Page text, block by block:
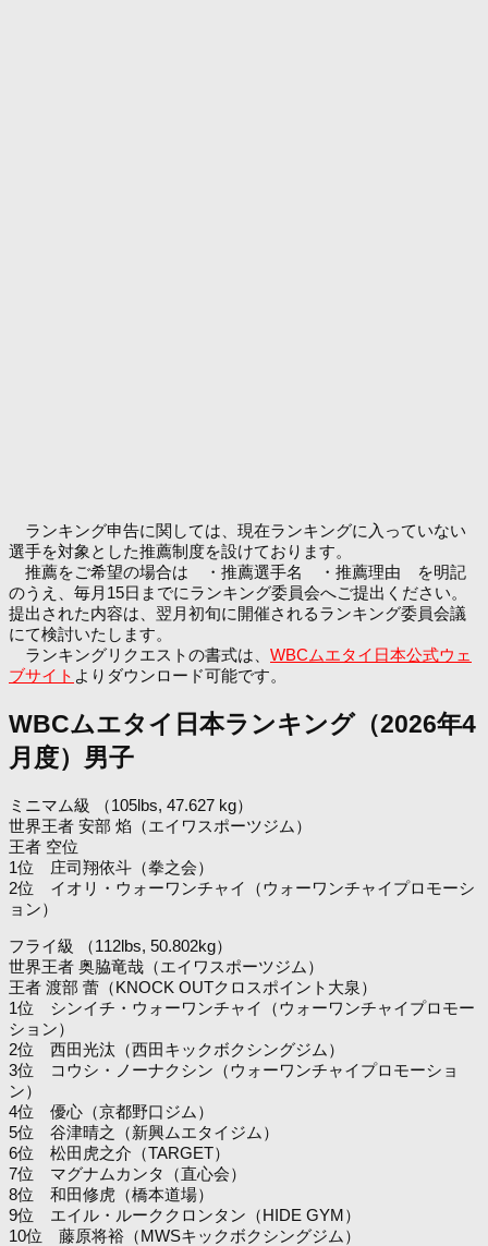
ランキング申告に関しては、現在ランキングに入っていない
選手を対象とした推薦制度を設けております。
推薦をご希望の場合は ・推薦選手名 ・推薦理由 を明記
のうえ、毎月15日までにランキング委員会へご提出ください。
提出された内容は、翌月初旬に開催されるランキング委員会議
にて検討いたします。
ランキングリクエストの書式は、 WBCムエタイ日本公式ウェ
ブサイト よりダウンロード可能です。
WBCムエタイ日本ランキング（2026年4
月度）男子
ミニマム級 （105lbs, 47.627 kg）
世界王者 安部 焰（エイワスポーツジム）
王者 空位
1位 庄司翔依斗（拳之会）
2位 イオリ・ウォーワンチャイ（ウォーワンチャイプロモーシ
ョン）
フライ級 （112lbs, 50.802kg）
世界王者 奥脇竜哉（エイワスポーツジム）
王者 渡部 蕾（KNOCK OUTクロスポイント大泉）
1位 シンイチ・ウォーワンチャイ（ウォーワンチャイプロモー
ション）
2位 西田光汰（西田キックボクシングジム）
3位 コウシ・ノーナクシン（ウォーワンチャイプロモーショ
ン）
4位 優心（京都野口ジム）
5位 谷津晴之（新興ムエタイジム）
6位 松田虎之介（TARGET）
7位 マグナムカンタ（直心会）
8位 和田修虎（橋本道場）
9位 エイル・ルーククロンタン（HIDE GYM）
10位 藤原将裕（MWSキックボクシングジム）